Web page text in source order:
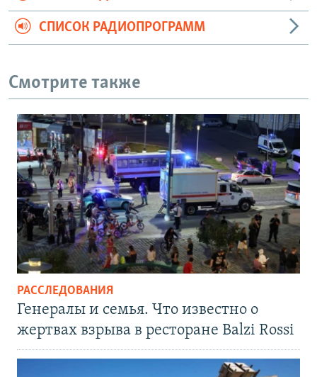
СПИСОК РАДИОПРОГРАММ
Смотрите также
РАССЛЕДОВАНИЯ
Генералы и семья. Что известно о
жертвах взрыва в ресторане Balzi Rossi